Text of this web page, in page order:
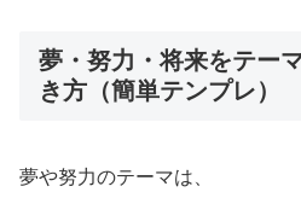
夢・努力・将来をテー
き方（簡単テンプレ）
夢や努力のテーマは、